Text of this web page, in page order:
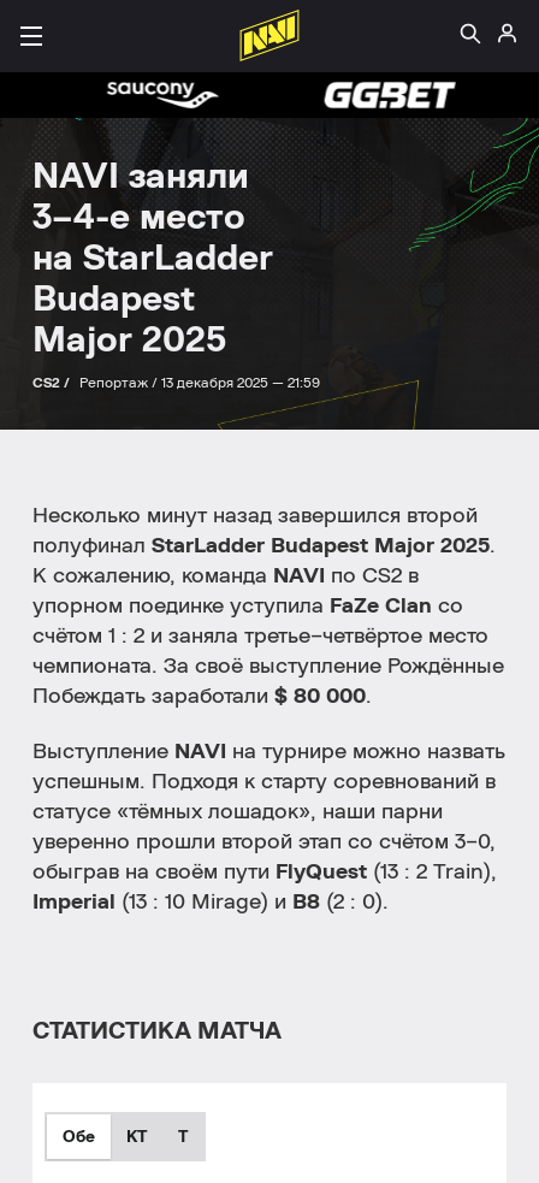
NAVI заняли
3–4-е место
на StarLadder
Budapest
Major 2025
CS2 / Репортаж / 13 декабря 2025 — 21:59
Несколько минут назад завершился второй
полуфинал StarLadder Budapest Major 2025.
К сожалению, команда NAVI по CS2 в
упорном поединке уступила FaZe Clan со
счётом 1 : 2 и заняла третье–четвёртое место
чемпионата. За своё выступление Рождённые
Побеждать заработали $ 80 000.
Выступление NAVI на турнире можно назвать
успешным. Подходя к старту соревнований в
статусе «тёмных лошадок», наши парни
уверенно прошли второй этап со счётом 3–0,
обыграв на своём пути FlyQuest (13 : 2 Train),
Imperial (13 : 10 Mirage) и B8 (2 : 0).
СТАТИСТИКА МАТЧА
Обе КТ T